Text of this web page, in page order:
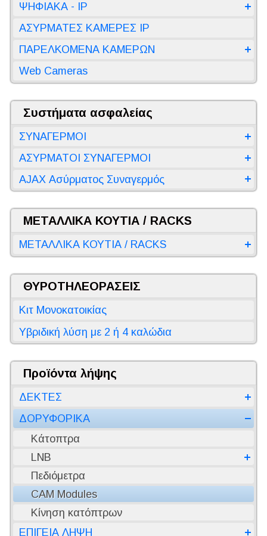
ΨΗΦΙΑΚΑ - IP
ΑΣΥΡΜΑΤΕΣ ΚΑΜΕΡΕΣ IP
ΠΑΡΕΛΚΟΜΕΝΑ ΚΑΜΕΡΩΝ
Web Cameras
Συστήματα ασφαλείας
ΣΥΝΑΓΕΡΜΟΙ
ΑΣΥΡΜΑΤΟΙ ΣΥΝΑΓΕΡΜΟΙ
AJAX Ασύρματος Συναγερμός
ΜΕΤΑΛΛΙΚΑ ΚΟΥΤΙΑ / RACKS
ΜΕΤΑΛΛΙΚΑ ΚΟΥΤΙΑ / RACKS
ΘΥΡΟΤΗΛΕΟΡΑΣΕΙΣ
Κιτ Μονοκατοικίας
Υβριδική λύση με 2 ή 4 καλώδια
Προϊόντα λήψης
ΔΕΚΤΕΣ
ΔΟΡΥΦΟΡΙΚΑ
Κάτοπτρα
LNB
Πεδιόμετρα
CAM Modules
Κίνηση κατόπτρων
ΕΠΙΓΕΙΑ ΛΗΨΗ